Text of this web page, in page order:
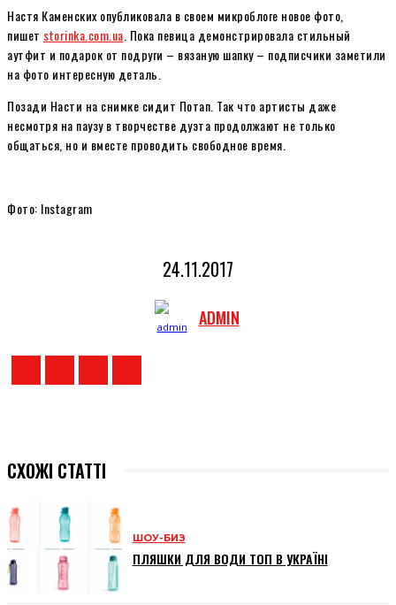
Настя Каменских опубликовала в своем микроблоге новое фото,
пишет storinka.com.ua . Пока певица демонстрировала стильный
аутфит и подарок от подруги – вязаную шапку – подписчики заметили
на фото интересную деталь.
Позади Насти на снимке сидит Потап. Так что артисты даже
несмотря на паузу в творчестве дуэта продолжают не только
общаться, но и вместе проводить свободное время.
Фото: Instagram
24.11.2017
ADMIN
СХОЖІ СТАТТІ
ШОУ-БИЗ
ПЛЯШКИ ДЛЯ ВОДИ ТОП В УКРАЇНІ